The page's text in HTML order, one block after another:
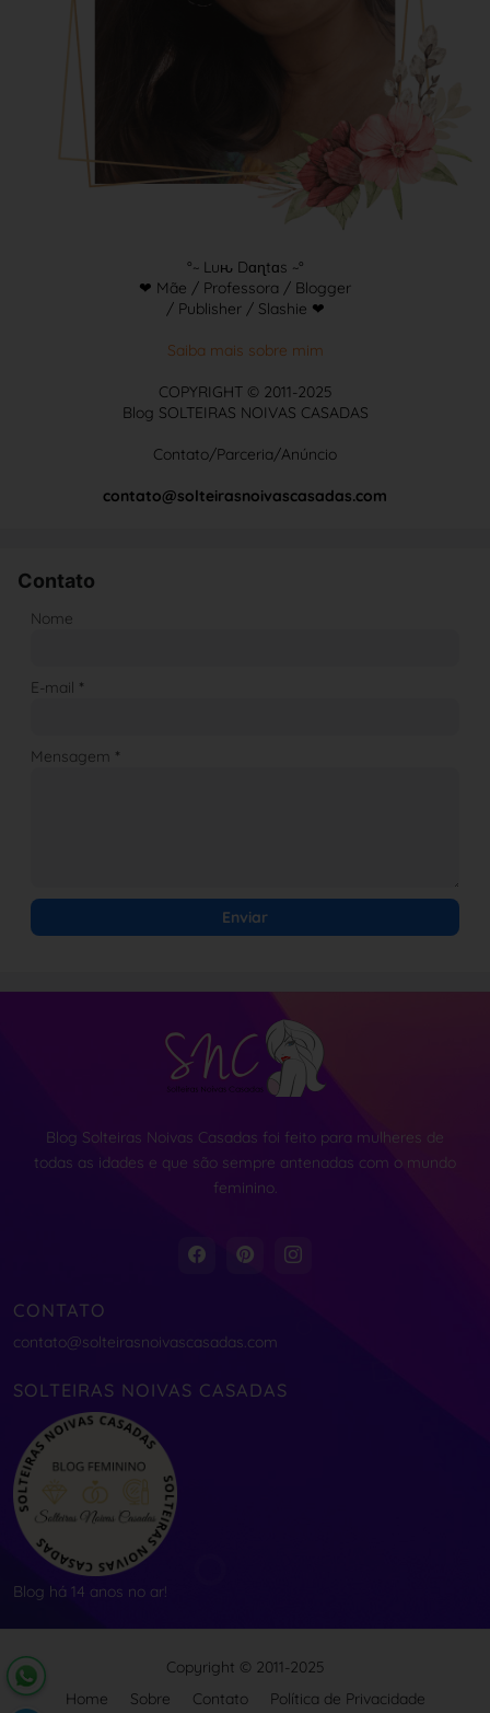
°~ Luԋ Dɑɳtɑs ~°
❤ Mãe / Professora / Blogger
/ Publisher / Slashie ❤
Saiba mais sobre mim
COPYRIGHT © 2011-2025
Blog SOLTEIRAS NOIVAS CASADAS
Contato/Parceria/Anúncio
contato@solteirasnoivascasadas.com
Contato
Nome
E-mail *
Mensagem *
Blog Solteiras Noivas Casadas foi feito para mulheres de
todas as idades e que são sempre antenadas com o mundo
feminino.
CONTATO
contato@solteirasnoivascasadas.com
SOLTEIRAS NOIVAS CASADAS
Blog há 14 anos no ar!
Copyright © 2011-2025
Home
Sobre Contato Política de Privacidade